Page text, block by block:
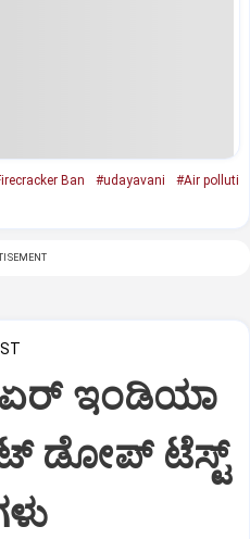
Ban #udayavani
#Air polluti
ಇಂಡಿಯಾ
ಡೋಪ್‌ ಟೆಸ್ಟ್‌